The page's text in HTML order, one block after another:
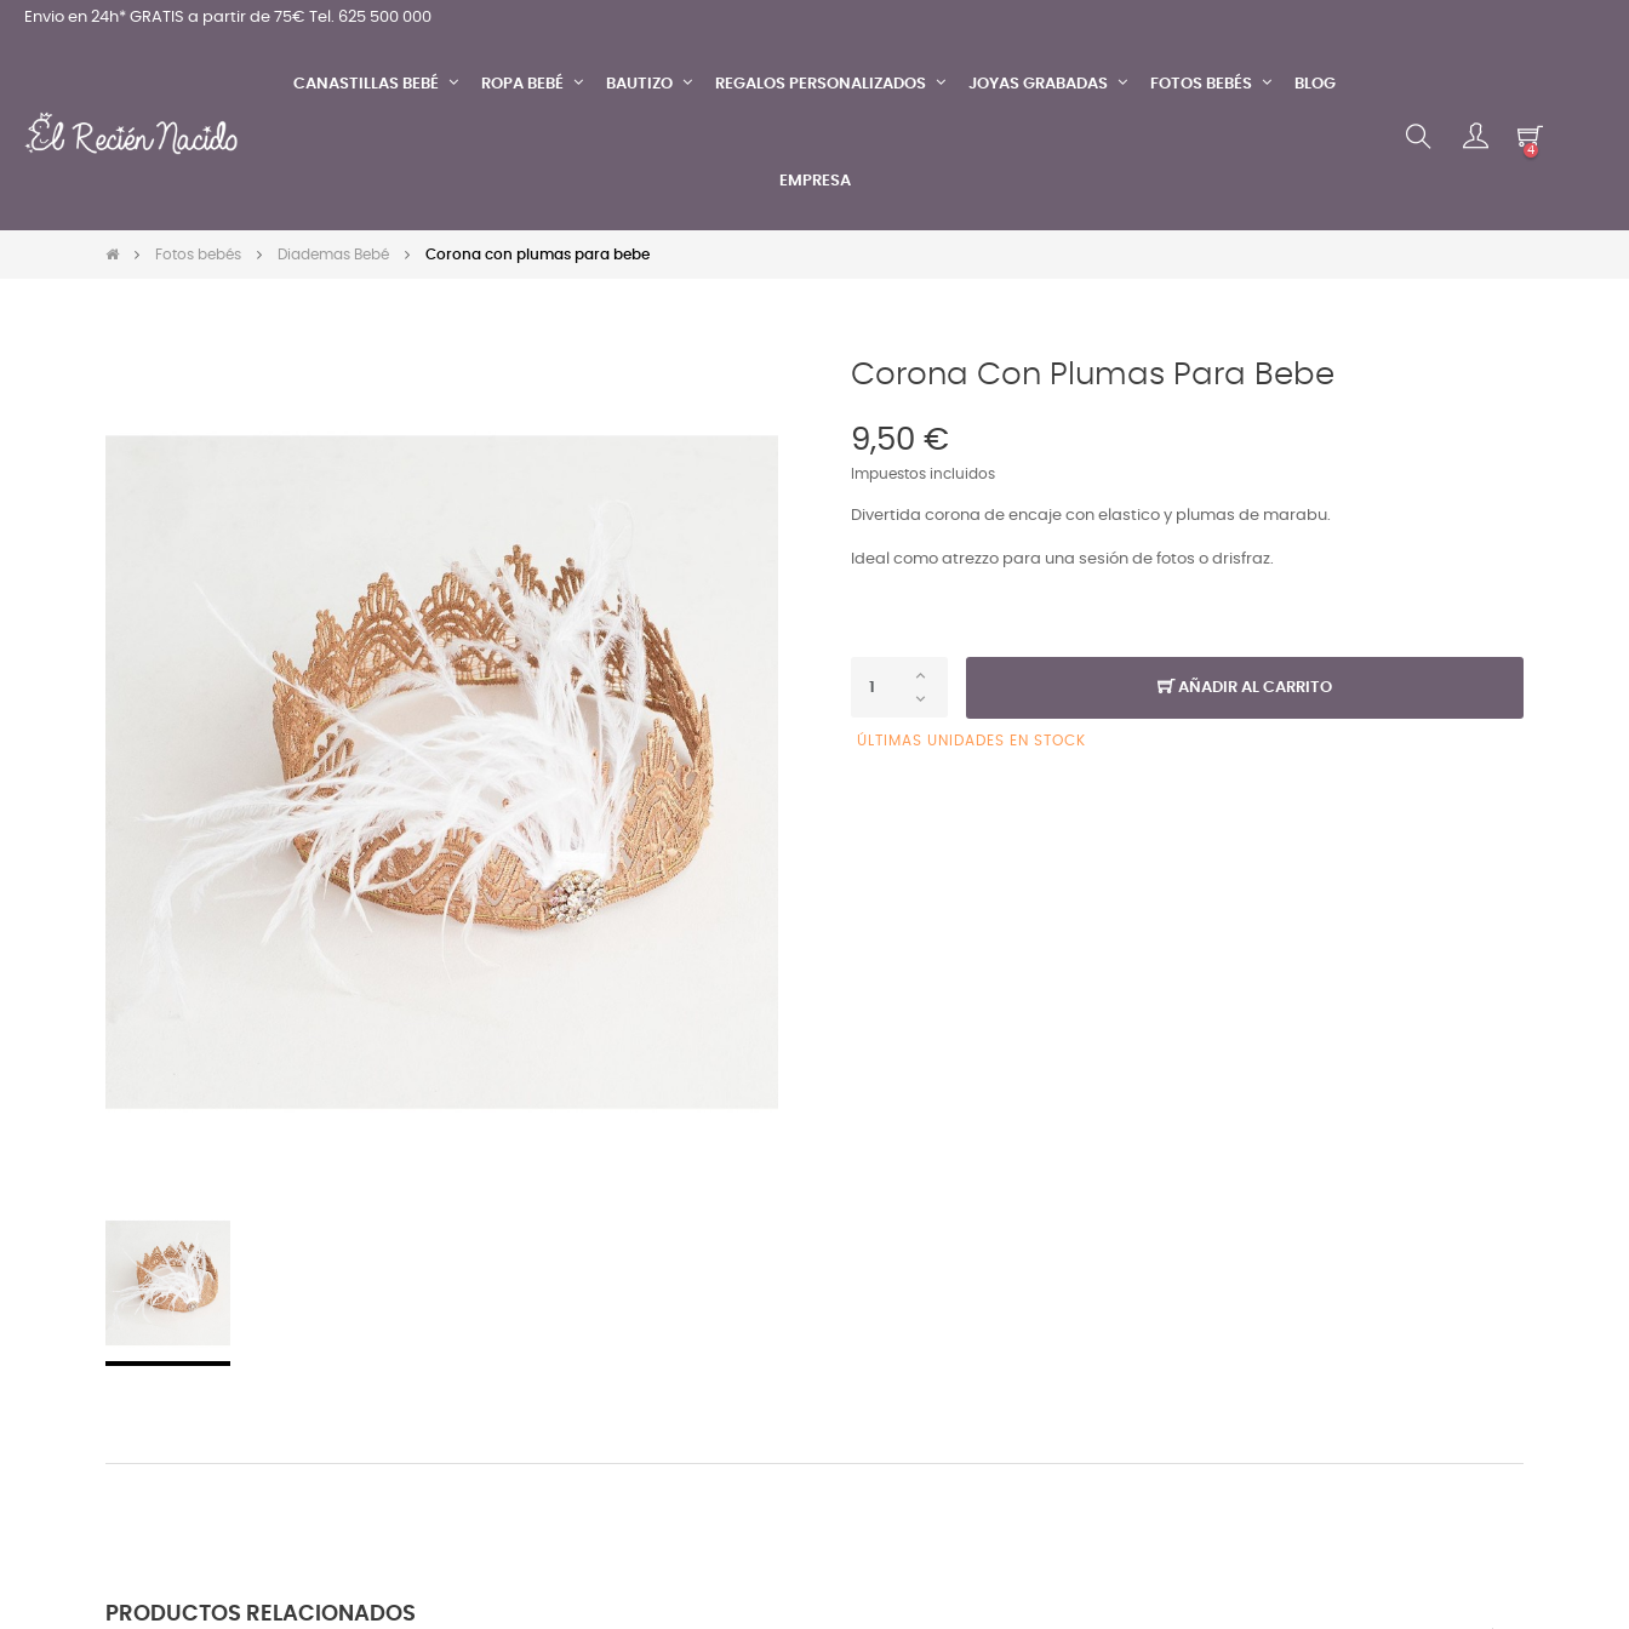
Envio en 24h* GRATIS a partir de 75€ Tel. 625 500 000
CANASTILLAS BEBÉ ROPA BEBÉ BAUTIZO REGALOS PERSONALIZADOS JOYAS GRABADAS FOTOS BEBÉS BLOG
EMPRESA
4
Fotos bebés Diademas Bebé Corona con plumas para bebe
Corona Con Plumas Para Bebe
9,50 €
Impuestos incluidos
Divertida corona de encaje con elastico y plumas de marabu.
Ideal como atrezzo para una sesión de fotos o drisfraz.
AÑADIR AL CARRITO
ÚLTIMAS UNIDADES EN STOCK
PRODUCTOS RELACIONADOS